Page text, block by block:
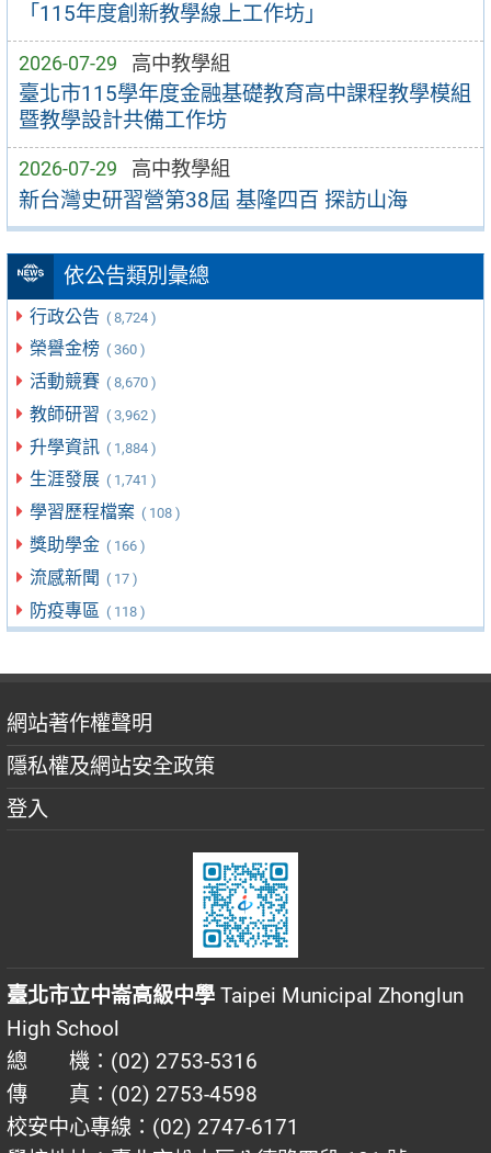
「115年度創新教學線上工作坊」
2026-07-29 高中教學組
臺北市115學年度金融基礎教育高中課程教學模組
暨教學設計共備工作坊
2026-07-29 高中教學組
新台灣史研習營第38屆 基隆四百 探訪山海
依公告類別彙總
行政公告 ( 8,724 )
榮譽金榜 ( 360 )
活動競賽 ( 8,670 )
教師研習 ( 3,962 )
升學資訊 ( 1,884 )
生涯發展 ( 1,741 )
學習歷程檔案 ( 108 )
獎助學金 ( 166 )
流感新聞 ( 17 )
防疫專區 ( 118 )
網站著作權聲明
隱私權及網站安全政策
登入
臺北市立中崙高級中學 Taipei Municipal Zhonglun
High School
總 機：(02) 2753-5316
傳 真：(02) 2753-4598
校安中心專線：(02) 2747-6171